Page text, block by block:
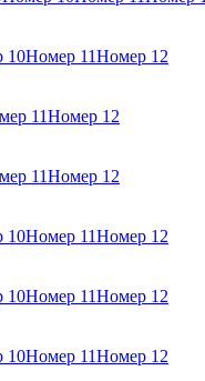
10Номер 11Номер 12
11Номер 12
11Номер 12
10Номер 11Номер 12
10Номер 11Номер 12
10Номер 11Номер 12